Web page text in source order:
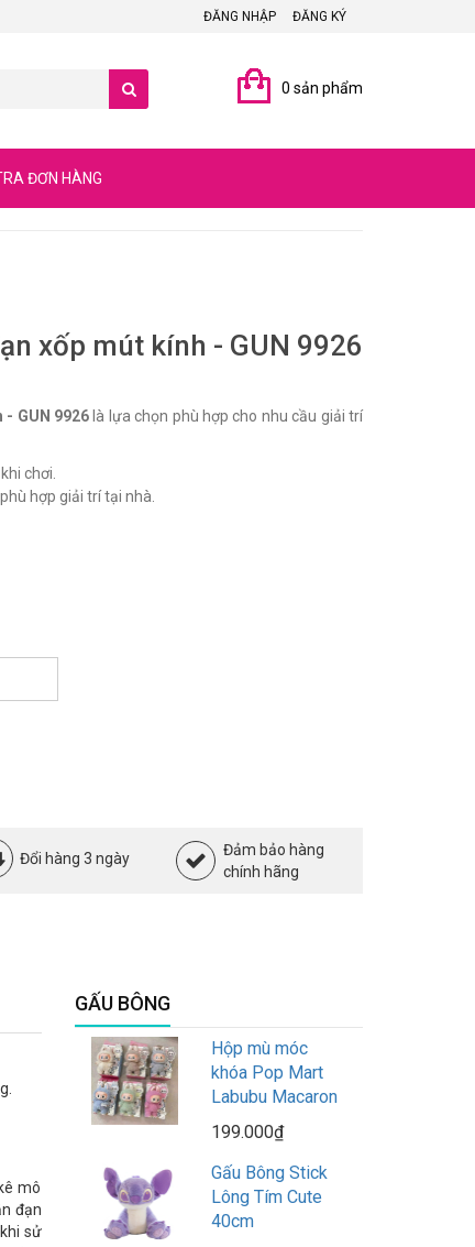
ĐĂNG NHẬP ĐĂNG KÝ
0 sản phẩm
ĐƠN HÀNG
xốp mút kính - GUN 9926
GUN 9926 là lựa chọn phù hợp cho nhu cầu giải trí
chơi.
hợp giải trí tại nhà.
Đổi hàng 3 ngày
Đảm bảo hàng
chính hãng
mô
đạn
sử
GẤU BÔNG
Hộp mù móc
khóa Pop Mart
Labubu Macaron
199.000₫
Gấu Bông Stick
Lông Tím Cute
40cm